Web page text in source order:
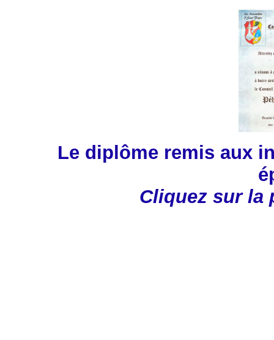
Le diplôme remis aux
Cliquez sur la